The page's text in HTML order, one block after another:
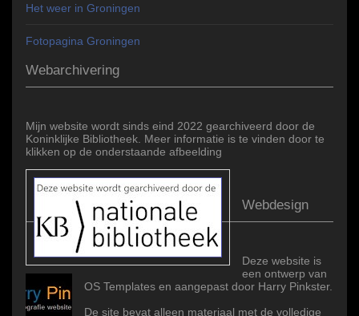
Het weer in Groningen
Fotopagina Groningen
Webarchivering
Mijn website wordt sinds eind 2022 gearchiveerd door de
Koninklijke Bibliotheek. Meer informatie is te vinden door te
klikken op de onderstaande afbeelding
Webdesign
Deze website is
een ontwerp van
OS Templates en aangepast door Harry Pinkster.
De site bevat alleen materiaal met de volledige